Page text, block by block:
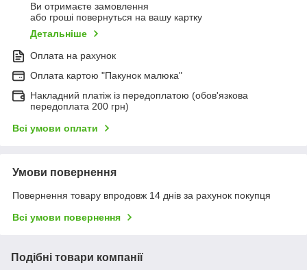
Ви отримаєте замовлення
або гроші повернуться на вашу картку
Детальніше
Оплата на рахунок
Оплата картою "Пакунок малюка"
Накладний платіж із передоплатою (обов'язкова
передоплата 200 грн)
Всі умови оплати
Умови повернення
Повернення товару впродовж 14 днів за рахунок покупця
Всі умови повернення
Подібні товари компанії